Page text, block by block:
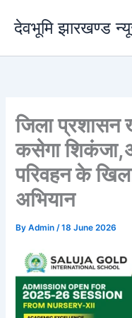
content
देवभूमि झारखण्ड
जिला प्रशासन
कसेगा
परिवहन के
अभियान
ByAdmin/18 June 2026